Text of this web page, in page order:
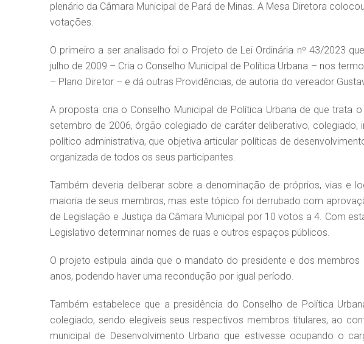
plenário da Câmara Municipal de Pará de Minas. A Mesa Diretora
votações.
O primeiro a ser analisado foi o Projeto de Lei Ordinária nº 43/2023
julho de 2009 – Cria o Conselho Municipal de Política Urbana – nos
– Plano Diretor – e dá outras Providências, de autoria do vereador
A proposta cria o Conselho Municipal de Política Urbana de que trata
setembro de 2006, órgão colegiado de caráter deliberativo, colegiado,
político administrativa, que objetiva articular políticas de
organizada de todos os seus participantes.
Também deveria deliberar sobre a denominação de próprios, vias e
maioria de seus membros, mas este tópico foi derrubado com
de Legislação e Justiça da Câmara Municipal por 10 votos a 4. Com
Legislativo determinar nomes de ruas e outros espaços públicos.
O projeto estipula ainda que o mandato do presidente e dos
anos, podendo haver uma recondução por igual período.
Também estabelece que a presidência do Conselho de Política
colegiado, sendo elegíveis seus respectivos membros titulares, ao
municipal de Desenvolvimento Urbano que estivesse ocupando o